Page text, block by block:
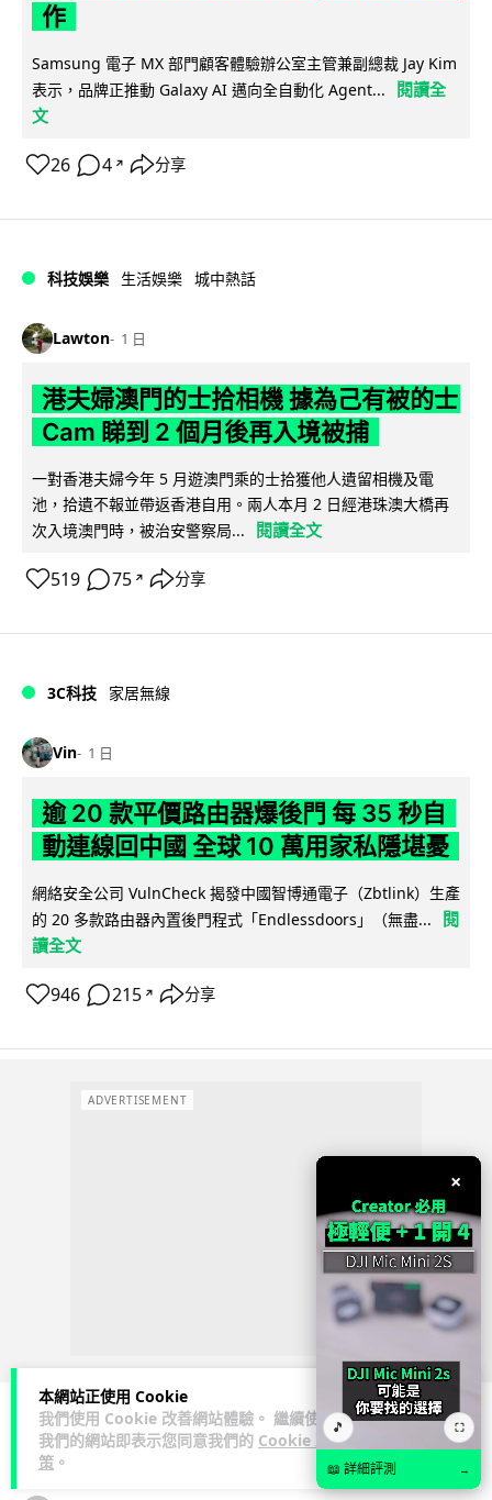
本網站正使用 Cookie
我們使用 Cookie 改善網站體驗。 繼續使用
我們的網站即表示您同意我們的 Cookie 政
策 。
作
Samsung 電子 MX 部門顧客體驗辦公室主管兼副總裁 Jay Kim
表示，品牌正推動 Galaxy AI 邁向全自動化 Agent...
閱讀全
文
26 4 ↗ 分享
科技娛樂 生活娛樂 城中熱話
Lawton 1 日
港夫婦澳門的士拾相機 據為己有被的士
Cam 睇到 2 個月後再入境被捕
一對香港夫婦今年 5 月遊澳門乘的士拾獲他人遺留相機及電
池，拾遺不報並帶返香港自用。兩人本月 2 日經港珠澳大橋再
次入境澳門時，被治安警察局...
閱讀全文
519 75 ↗ 分享
3C科技 家居無線
Vin 1 日
逾 20 款平價路由器爆後門 每 35 秒自
動連線回中國 全球 10 萬用家私隱堪憂
網絡安全公司 VulnCheck 揭發中國智博通電子（Zbtlink）生產
的 20 多款路由器內置後門程式「Endlessdoors」（無盡...
閱
讀全文
946 215 ↗ 分享
ADVERTISEMENT
人工智能
×
🎵 ⛶
📖 詳細評測 →